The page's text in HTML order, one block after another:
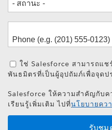
ใช่ Salesforce สามารถแ
พันธมิตรที่เป็นผู้อุปถัมภ์เพื่อจุด
Salesforce ให้ความสำคัญกับ
เรียนรู้เพิ่มเติม ไปที่นโยบายคว